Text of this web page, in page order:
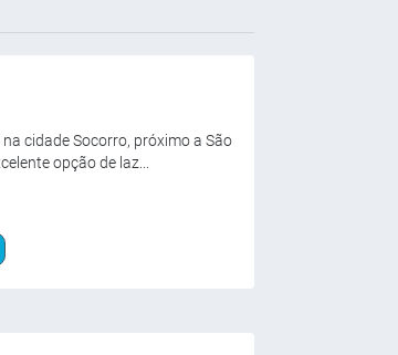
cidade Socorro, próximo a São
opção de laz...